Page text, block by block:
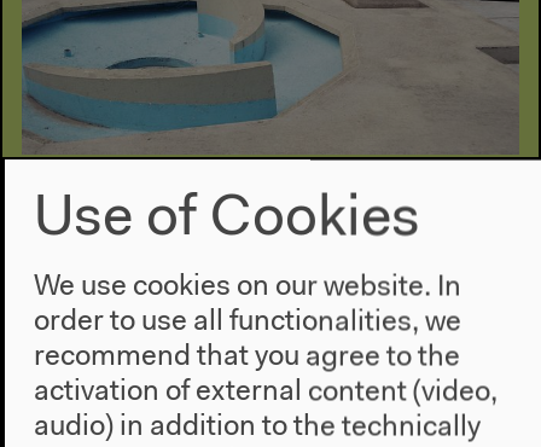
New Alphabet School
#Instituting
With Stefano Harney, Fred Moten, ruangrupa and
others
Online program: Lectures
Jun 24, 2021
Use of Cookies
We use cookies on our website. In
order to use all functionalities, we
recommend that you agree to the
activation of external content (video,
audio) in addition to the technically